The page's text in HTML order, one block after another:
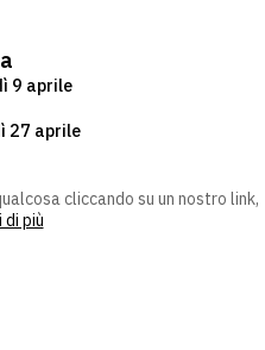
9 aprile
27 aprile
cliccando su un nostro link,
di più